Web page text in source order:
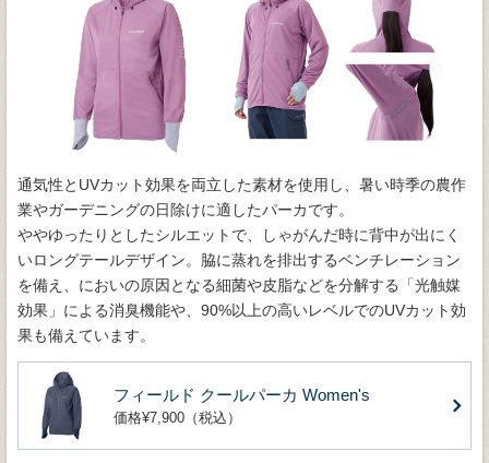
通気性とUVカット効果を両立した素材を使用し、暑い時季の農作
業やガーデニングの日除けに適したパーカです。
ややゆったりとしたシルエットで、しゃがんだ時に背中が出にく
いロングテールデザイン。脇に蒸れを排出するベンチレーション
を備え、においの原因となる細菌や皮脂などを分解する「光触媒
効果」による消臭機能や、90%以上の高いレベルでのUVカット効
果も備えています。
フィールド クールパーカ Women's
価格¥7,900（税込）